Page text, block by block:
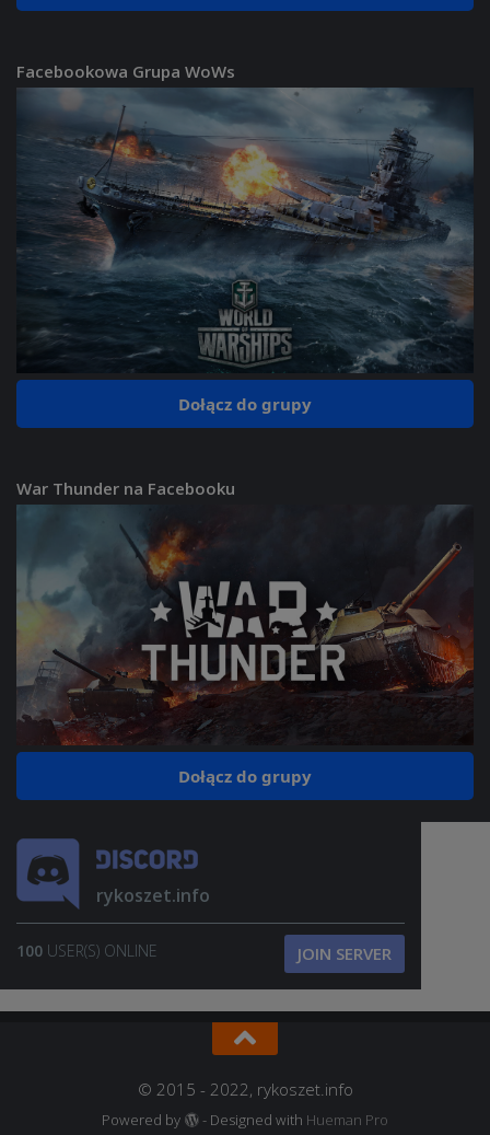
Facebookowa Grupa WoWs
Dołącz do grupy
War Thunder na Facebooku
Dołącz do grupy
rykoszet.info
100 USER(S) ONLINE JOIN SERVER
© 2015 - 2022, rykoszet.info
Powered by - Designed with Hueman Pro